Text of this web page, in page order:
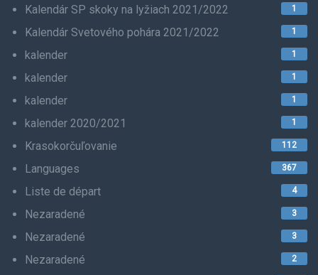
Kalendár SP skoky na lyžiach 2021/2022 1
Kalendár Svetového pohára 2021/2022 1
kalender 1
kalender 1
kalender 1
kalender 2020/2021 1
Krasokorčuľovanie 112
Languages 367
Liste de départ 4
Nezaradené 3
Nezaradené 3
Nezaradené 2